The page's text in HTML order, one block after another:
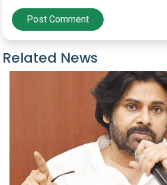
Post Comment
Related News